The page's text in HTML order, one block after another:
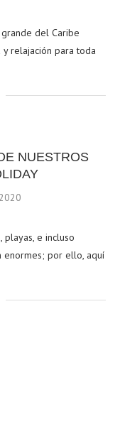
del Caribe
y relajación para toda
NUESTROS
playas, e incluso
enormes; por ello, aquí